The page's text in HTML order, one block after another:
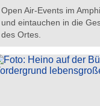
Open Air-Events im
und eintauchen in die
des Ortes.